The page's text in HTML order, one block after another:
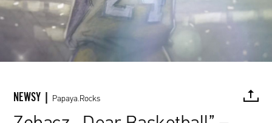
NEWSY | Papaya.Rocks